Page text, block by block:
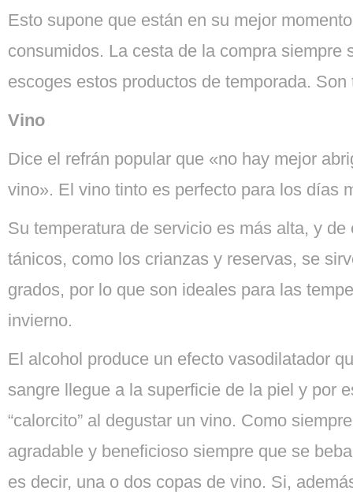
Esto supone que están en su mejor
consumidos. La cesta de la compra siempre
escoges estos productos de temporada. Son
Vino
Dice el refrán popular que «no hay mejor
vino». El vino tinto es perfecto para los días
Su temperatura de servicio es más alta, y
tánicos, como los crianzas y reservas, se
grados, por lo que son ideales para las
invierno.
El alcohol produce un efecto vasodilatador
sangre llegue a la superficie de la piel y por
“calorcito” al degustar un vino. Como
agradable y beneficioso siempre que se
es decir, una o dos copas de vino. Si,